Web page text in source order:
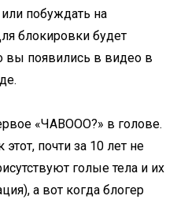
побуждать на
блокировки будет
вы появились в видео в
«ЧАВООО?» в голове.
почти за 10 лет не
голые тела и их
а вот когда блогер